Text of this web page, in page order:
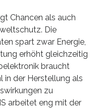
Chancen als auch
Die
spart zwar Energie,
erhöht gleichzeitig
braucht
in der Herstellung als
zu
arbeitet eng mit der